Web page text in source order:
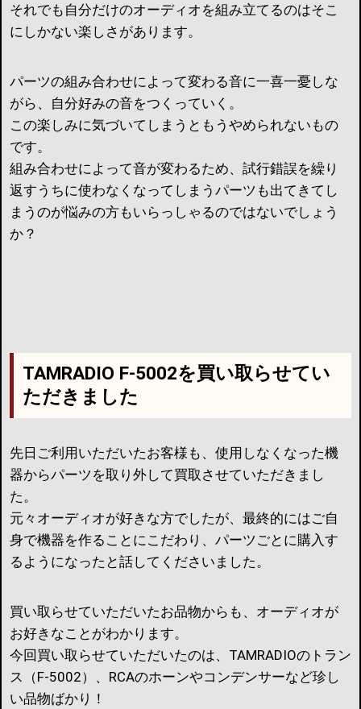
それでも自分だけのオーディオを組み立てるのはそこ
にしかない楽しさがあります。
パーツの組み合わせによって変わる音に一喜一憂しな
がら、自分好みの音をつくっていく。
この楽しみに気づいてしまうともうやめられないもの
です。
組み合わせによって音が変わるため、試行錯誤を繰り
返すうちに使わなくなってしまうパーツも出てきてし
まうのが悩みの方もいらっしゃるのではないでしょう
か？
TAMRADIO F-5002を買い取らせてい
ただきました
先日ご利用いただいたお客様も、使用しなくなった機
器からパーツを取り外して買取させていただきまし
た。
元々オーディオが好きな方でしたが、最終的にはご自
身で機器を作ることにこだわり、パーツごとに購入す
るようになったと話してくださいました。
買い取らせていただいたお品物からも、オーディオが
お好きなことがわかります。
今回買い取らせていただいたのは、TAMRADIOのトラン
ス（F-5002）、RCAのホーンやコンデンサーなど珍し
い品物ばかり！